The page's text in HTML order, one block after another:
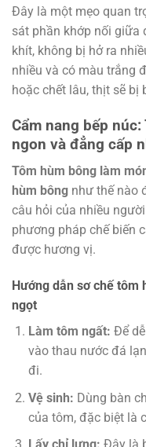
Đây là một mẹo quan
sát phần khớp nối giữa
khít, không bị hở ra
nhiều và có màu trắng
hoặc chết lâu, thịt sẽ bị
Cẩm nang bếp
ngon và đẳng cấp
Tôm hùm bông làm
hùm bông như thế nào
câu hỏi của nhiều
phương pháp chế biến
được hương vị.
Hướng dẫn sơ chế tôm
ngọt
Làm tôm ngất: Để
vào thau nước đá
đi.
Vệ sinh: Dùng bàn
của tôm, đặc biệt là